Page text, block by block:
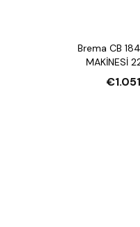
Brema CB
MAKİNESİ